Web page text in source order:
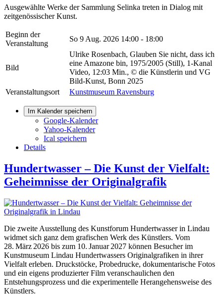
Ausgewählte Werke der Sammlung Selinka treten in Dialog mit
zeitgenössischer Kunst.
Beginn der
Veranstaltung
So 9 Aug. 2026 14:00 - 18:00
Bild
Ulrike Rosenbach, Glauben Sie nicht, dass ich
eine Amazone bin, 1975/2005 (Still), 1-Kanal
Video, 12:03 Min., © die Künstlerin und VG
Bild-Kunst, Bonn 2025
Veranstaltungsort
Kunstmuseum Ravensburg
Im Kalender speichern
Google-Kalender
Yahoo-Kalender
Ical speichern
Details
Hundertwasser – Die Kunst der Vielfalt:
Geheimnisse der Originalgrafik
Die zweite Ausstellung des Kunstforum Hundertwasser in Lindau
widmet sich ganz dem grafischen Werk des Künstlers. Vom
28. März 2026 bis zum 10. Januar 2027 können Besucher im
Kunstmuseum Lindau Hundertwassers Originalgrafiken in ihrer
Vielfalt erleben. Druckstöcke, Probedrucke, dokumentarische Fotos
und ein eigens produzierter Film veranschaulichen den
Entstehungsprozess und die experimentelle Herangehensweise des
Künstlers.